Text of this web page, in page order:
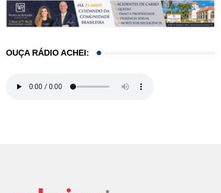
OUÇA RÁDIO ACHEI: